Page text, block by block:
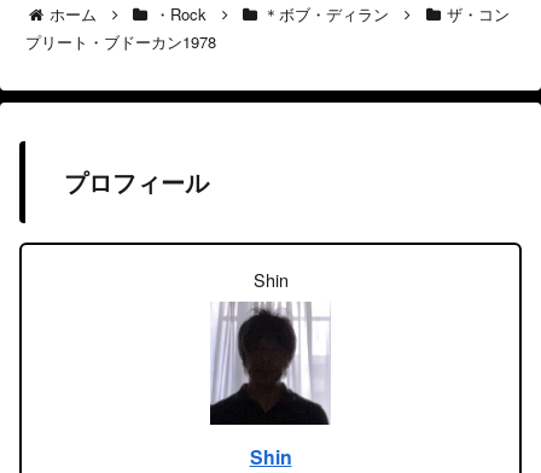
ホーム ・Rock ＊ボブ・ディラン
ザ・コン
プリート・ブドーカン1978
プロフィール
Shin
Shin